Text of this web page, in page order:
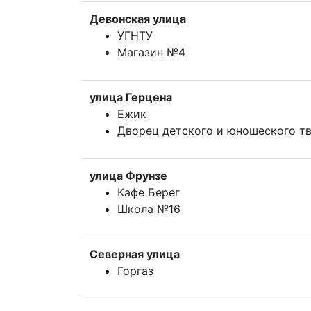
Девонская улица
УГНТУ
Магазин №4
улица Герцена
Ежик
Дворец детского и юношеского
улица Фрунзе
Кафе Берег
Школа №16
Северная улица
Горгаз